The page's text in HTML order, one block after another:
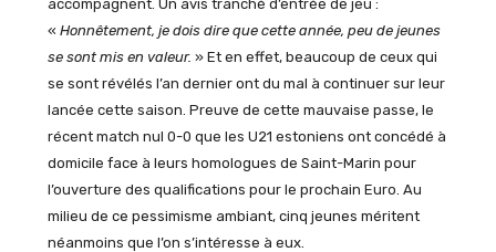
accompagnent. Un avis tranché d’entrée de jeu :
«Honnêtement, je dois dire que cette année, peu de jeunes
se sont mis en valeur. » Et en effet, beaucoup de ceux qui
se sont révélés l’an dernier ont du mal à continuer sur leur
lancée cette saison. Preuve de cette mauvaise passe, le
récent match nul 0-0 que les U21 estoniens ont concédé à
domicile face à leurs homologues de Saint-Marin pour
l’ouverture des qualifications pour le prochain Euro. Au
milieu de ce pessimisme ambiant, cinq jeunes méritent
néanmoins que l’on s’intéresse à eux.